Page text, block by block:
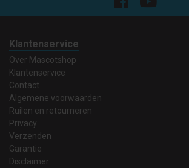
Klantenservice
Over Mascotshop
Klantenservice
Contact
Algemene voorwaarden
Ruilen en retourneren
Privacy
Verzenden
Garantie
Disclaimer